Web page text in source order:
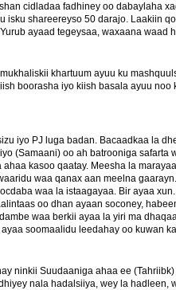
cidladaa fadhiney oo dabaylaha
isku shareereyso 50 darajo. Laakiin
ayaad tegeysaa, waxaana waad
khartuum ayuu ku
boorasha iyo kiish basala ayuu noo
iyo PJ luga badan. Bacaadkaa la
(Samaani) oo ah batrooniga safarta
kasoo qaatay. Meesha la
waa qanax aan meelna
waa la istaagayaa. Bir ayaa
oo dhan ayaan soconey,
waa berkii ayaa la yiri ma
soomaalidu leedahay oo kuwan
ninkii Suudaaniga ahaa ee
nala hadalsiiya, wey la hadleen,